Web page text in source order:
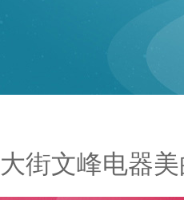
街文峰电器